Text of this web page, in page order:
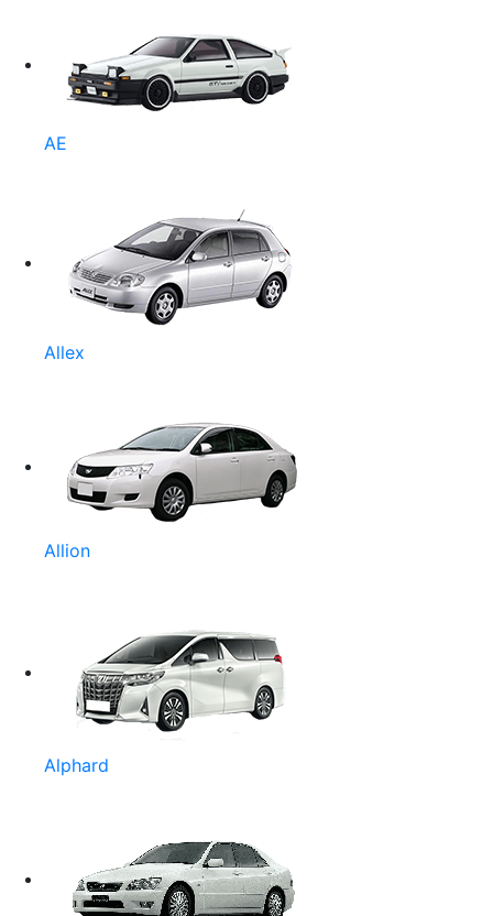
AE
Allex
Allion
Alphard